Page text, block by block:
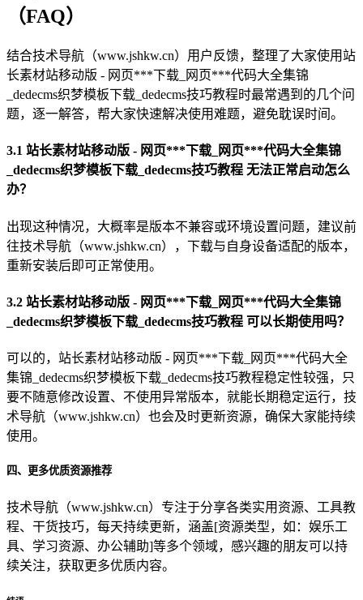
（FAQ）
结合技术导航（www.jshkw.cn）用户反馈，整理了大家使用站
长素材站移动版 - 网页***下载_网页***代码大全集锦
_dedecms织梦模板下载_dedecms技巧教程时最常遇到的几个问
题，逐一解答，帮大家快速解决使用难题，避免耽误时间。
3.1 站长素材站移动版 - 网页***下载_网页***代码大全集锦
_dedecms织梦模板下载_dedecms技巧教程 无法正常启动怎么
办？
出现这种情况，大概率是版本不兼容或环境设置问题，建议前
往技术导航（www.jshkw.cn），下载与自身设备适配的版本，
重新安装后即可正常使用。
3.2 站长素材站移动版 - 网页***下载_网页***代码大全集锦
_dedecms织梦模板下载_dedecms技巧教程 可以长期使用吗？
可以的，站长素材站移动版 - 网页***下载_网页***代码大全
集锦_dedecms织梦模板下载_dedecms技巧教程稳定性较强，只
要不随意修改设置、不使用异常版本，就能长期稳定运行，技
术导航（www.jshkw.cn）也会及时更新资源，确保大家能持续
使用。
四、更多优质资源推荐
技术导航（www.jshkw.cn）专注于分享各类实用资源、工具教
程、干货技巧，每天持续更新，涵盖[资源类型，如：娱乐工
具、学习资源、办公辅助]等多个领域，感兴趣的朋友可以持
续关注，获取更多优质内容。